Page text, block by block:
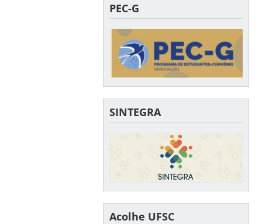
PEC-G
SINTEGRA
Acolhe UFSC